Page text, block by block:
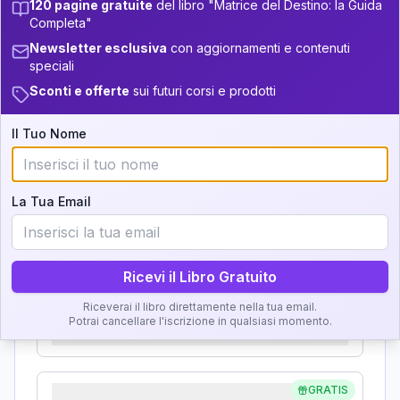
+ 4 9
17.5-18.5 +6 10
Analisi, Significato e
Interpretazione
Clicca su ogni zona per leggere la definizione e
l'interpretazione!
Importanza:
Karma Genitore-Figlio
Importanza:
GRATIS
120 pagine gratuite del libro "Matrice del Destino: la Guida
Completa"
Newsletter esclusiva con aggiornamenti e contenuti
speciali
Sconti e offerte sui futuri corsi e prodotti
Il Tuo Nome
La Tua Email
Ricevi il Libro Gratuito
Riceverai il libro direttamente nella tua email.
Potrai cancellare l'iscrizione in qualsiasi momento.